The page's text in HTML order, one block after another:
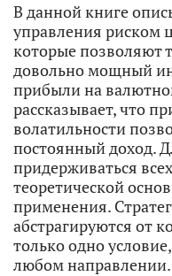
В данной книге
управления риском
которые позволяют
довольно мощный
прибыли на
рассказывает, что
волатильности
постоянный доход.
придерживаться
теоретической
применения.
абстрагируются от
только одно
любом направлении.